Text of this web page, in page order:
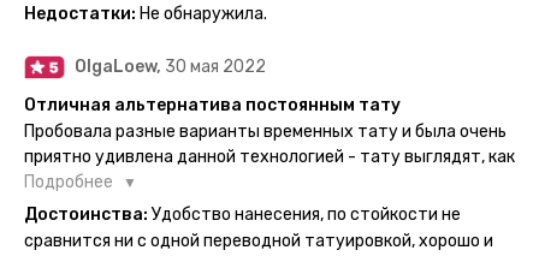
Недостатки: Не обнаружила.
OlgaLoew, 30 мая 2022
Отличная альтернатива постоянным тату
Пробовала разные варианты временных тату и была очень
приятно удивлена данной технологией - тату выглядят, как
настоящие, и не тускнеют больше недели даже несмотря
на контакты с водой! На сайте очень большой выбор по
тематике и размерам, быстрая доставка. Заказывала сразу
Подробнее
Достоинства: Удобство нанесения, по стойкости не
сравнится ни с одной переводной татуировкой, хорошо и